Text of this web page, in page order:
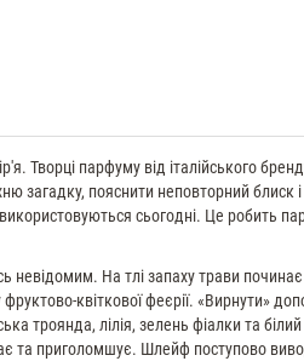
Творці парфуму від італійського
загадку, пояснити неповторний блиск
сьогодні. Це робить
На тлі запаху трави
квіткової феєрії. «Вирнути»
лілія, зелень фіалки та білий
приголомшує. Шлейф поступово